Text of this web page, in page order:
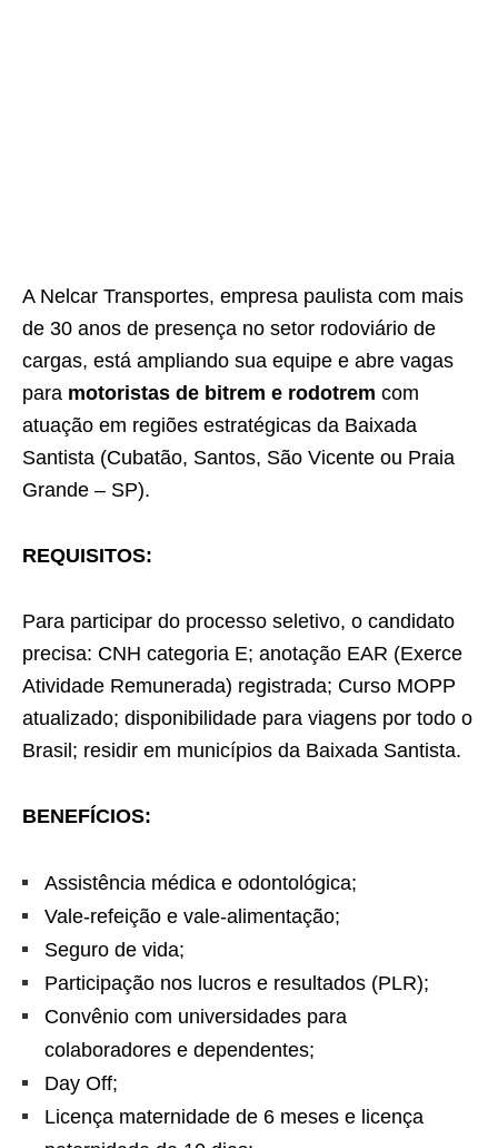
A Nelcar Transportes, empresa paulista com mais
de 30 anos de presença no setor rodoviário de
cargas, está ampliando sua equipe e abre vagas
para motoristas de bitrem e rodotrem com
atuação em regiões estratégicas da Baixada
Santista (Cubatão, Santos, São Vicente ou Praia
Grande – SP).
REQUISITOS:
Para participar do processo seletivo, o candidato
precisa: CNH categoria E; anotação EAR (Exerce
Atividade Remunerada) registrada; Curso MOPP
atualizado; disponibilidade para viagens por todo o
Brasil; residir em municípios da Baixada Santista.
BENEFÍCIOS:
Assistência médica e odontológica;
Vale-refeição e vale-alimentação;
Seguro de vida;
Participação nos lucros e resultados (PLR);
Convênio com universidades para
colaboradores e dependentes;
Day Off;
Licença maternidade de 6 meses e licença